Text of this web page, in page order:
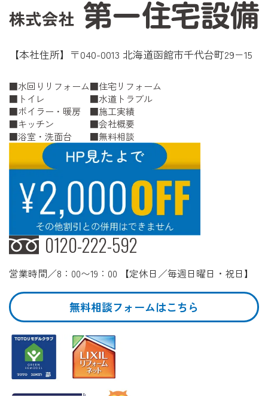
【本社住所】〒040-0013 北海道函館市千代台町29−15
水回りリフォーム
トイレ
ボイラー・暖房
キッチン
浴室・洗面台
住宅リフォーム
水道トラブル
施工実績
会社概要
無料相談
0120-222-592
営業時間／8：00〜19：00 【定休日／毎週日曜日・祝日】
無料相談フォームはこちら